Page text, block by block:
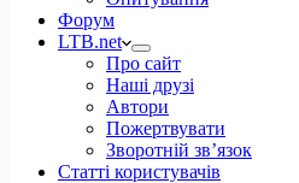
Форум
LTB.net
Про сайт
Наші друзі
Автори
Пожертвувати
Зворотній зв’язок
Статті користувачів